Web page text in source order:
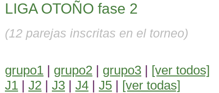
LIGA OTOÑO fase 2
(12 parejas inscritas en el torneo)
grupo1 | grupo2 | grupo3 | [ver todos]
J1 | J2 | J3 | J4 | J5 | [ver todas]